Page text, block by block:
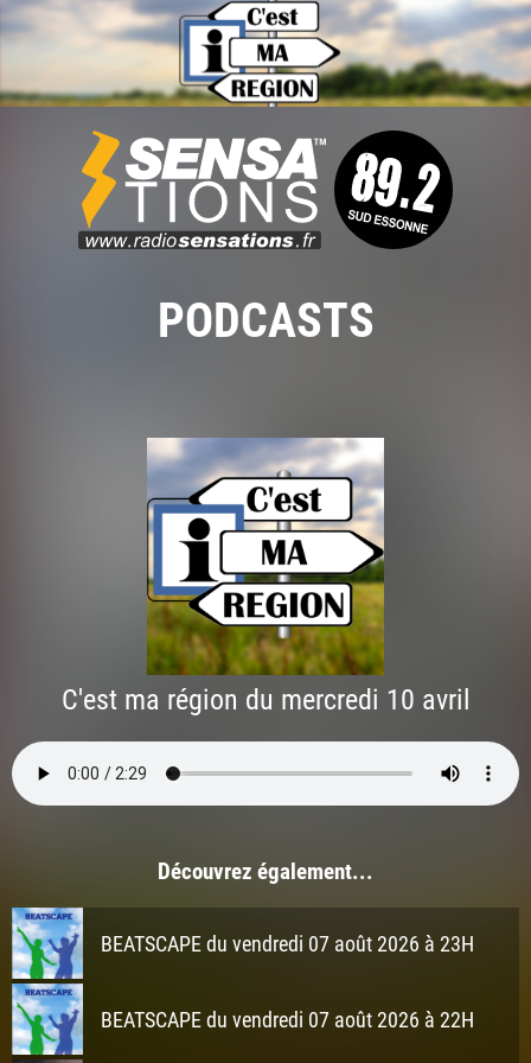
PODCASTS
C'est ma région du mercredi 10 avril
Découvrez également...
BEATSCAPE du vendredi 07 août 2026 à 23H
BEATSCAPE du vendredi 07 août 2026 à 22H